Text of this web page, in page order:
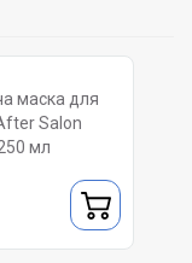
маска для
Salon
мл